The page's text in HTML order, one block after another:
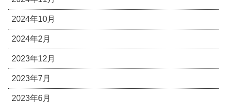
2024年10月
2024年2月
2023年12月
2023年7月
2023年6月